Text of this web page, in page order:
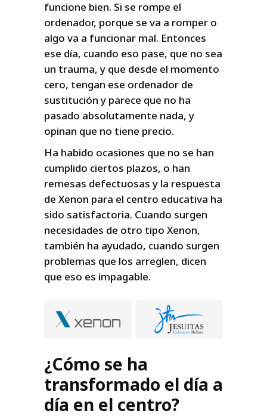
funcione bien. Si se rompe el
ordenador, porque se va a romper o
algo va a funcionar mal. Entonces
ese día, cuando eso pase, que no sea
un trauma, y que desde el momento
cero, tengan ese ordenador de
sustitución y parece que no ha
pasado absolutamente nada, y
opinan que no tiene precio.
Ha habido ocasiones que no se han
cumplido ciertos plazos, o han
remesas defectuosas y la respuesta
de Xenon para el centro educativa ha
sido satisfactoria. Cuando surgen
necesidades de otro tipo Xenon,
también ha ayudado, cuando surgen
problemas que los arreglen, dicen
que eso es impagable.
¿Cómo se ha
transformado el día a
día en el centro?